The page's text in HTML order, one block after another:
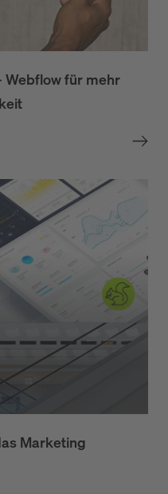
Webflow für mehr
Marketing